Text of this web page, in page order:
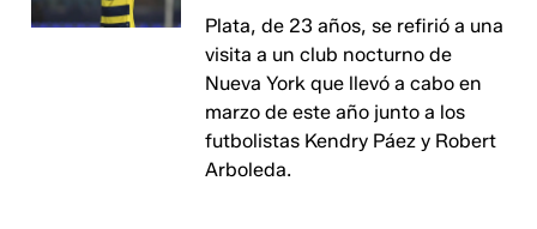
Plata, de 23 años, se refirió a una
visita a un club nocturno de
Nueva York que llevó a cabo en
marzo de este año junto a los
futbolistas Kendry Páez y Robert
Arboleda.